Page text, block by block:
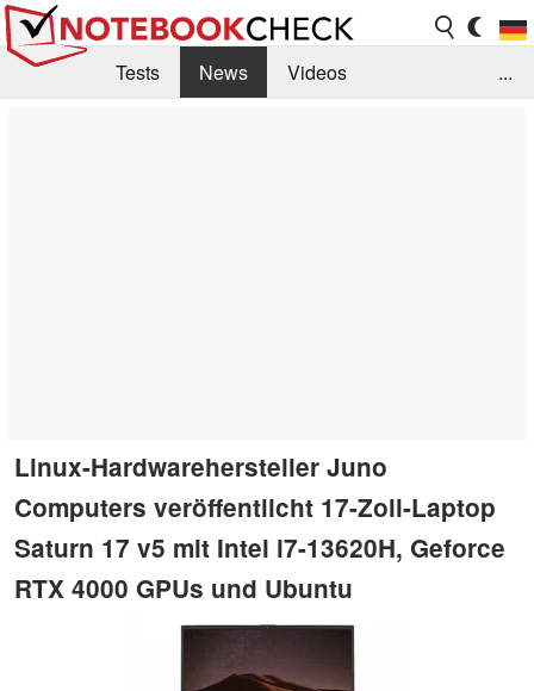
Tests News
Videos
...
Linux-Hardwarehersteller Juno
Computers veröffentlicht 17-Zoll-Laptop
Saturn 17 v5 mit Intel i7-13620H, Geforce
RTX 4000 GPUs und Ubuntu